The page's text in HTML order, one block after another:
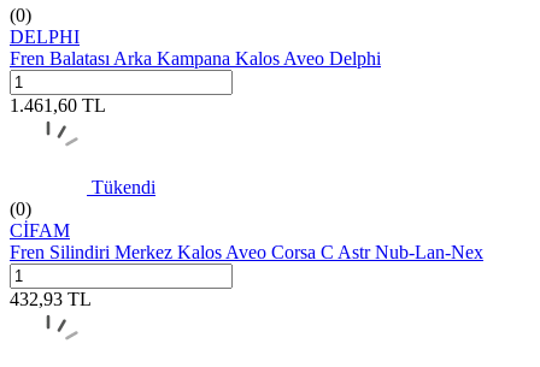
(0)
DELPHI
Fren Balatası Arka Kampana Kalos Aveo Delphi
1.461,60 TL
Tükendi
(0)
CİFAM
Fren Silindiri Merkez Kalos Aveo Corsa C Astr Nub-Lan-Nex
432,93 TL